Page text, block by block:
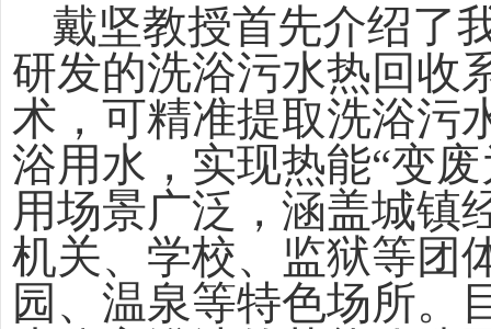
戴坚教授首先介绍了
研发的洗浴污水热回收
术，可精准提取洗浴污
浴用水，实现热能“变
用场景广泛，涵盖城镇
机关、学校、监狱等团
园、温泉等特色场所。